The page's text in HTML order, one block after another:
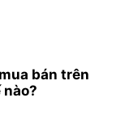
bán trên